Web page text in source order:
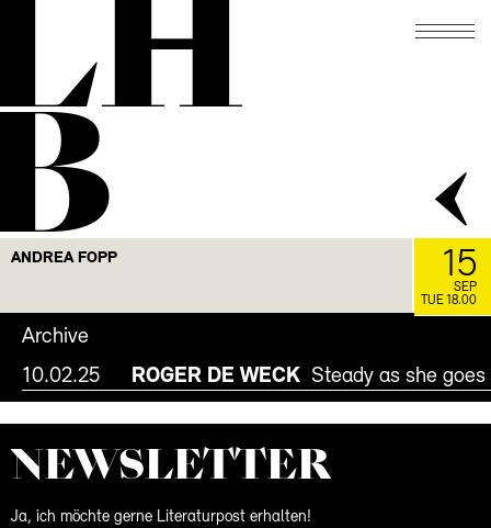
ANDREA FOPP
Archive
10.02.25
ROGER DE WECK Steady as she goes
NEWS­LETTER
Ja, ich möchte gerne Literaturpost erhalten!
15
SEP
TUE 18.00